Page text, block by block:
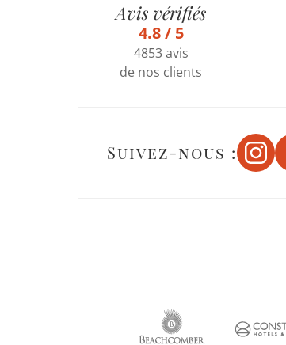
Avis vérifiés
4.8 / 5
4853 avis
de nos clients
Suivez-nous :